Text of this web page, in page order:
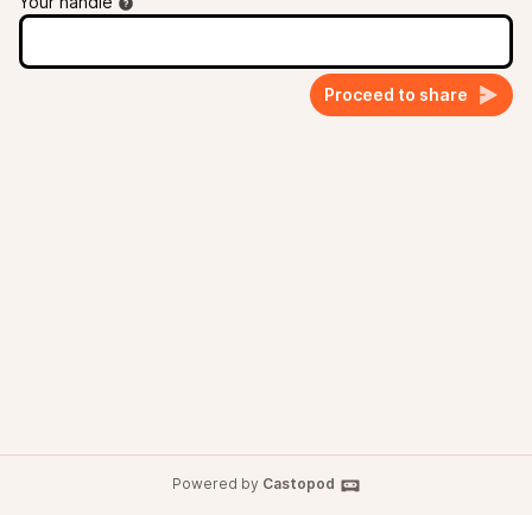
Proceed to share
Powered by Castopod